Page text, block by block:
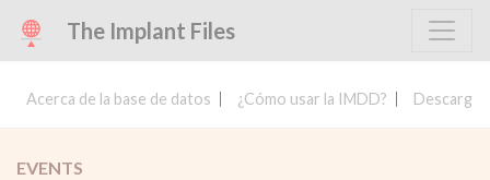
The Implant Files
Acerca de la base de datos ¿Cómo usar la IMDD? Descargar
EVENTS